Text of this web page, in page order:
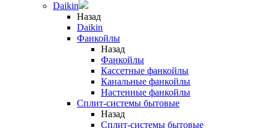
Daikin
Назад
Daikin
Фанкойлы
Назад
Фанкойлы
Кассетные фанкойлы
Канальные фанкойлы
Настенные фанкойлы
Сплит-системы бытовые
Назад
Сплит-системы бытовые